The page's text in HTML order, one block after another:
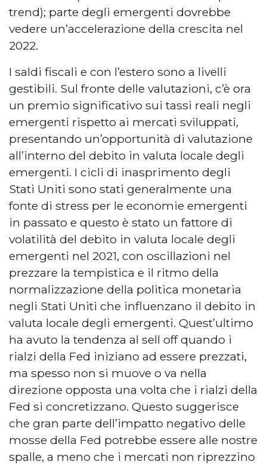
trend); parte degli emergenti dovrebbe
vedere un’accelerazione della crescita nel
2022.
I saldi fiscali e con l’estero sono a livelli
gestibili. Sul fronte delle valutazioni, c’è ora
un premio significativo sui tassi reali negli
emergenti rispetto ai mercati sviluppati,
presentando un’opportunità di valutazione
all’interno del debito in valuta locale degli
emergenti. I cicli di inasprimento degli
Stati Uniti sono stati generalmente una
fonte di stress per le economie emergenti
in passato e questo è stato un fattore di
volatilità del debito in valuta locale degli
emergenti nel 2021, con oscillazioni nel
prezzare la tempistica e il ritmo della
normalizzazione della politica monetaria
negli Stati Uniti che influenzano il debito in
valuta locale degli emergenti. Quest’ultimo
ha avuto la tendenza al sell off quando i
rialzi della Fed iniziano ad essere prezzati,
ma spesso non si muove o va nella
direzione opposta una volta che i rialzi della
Fed si concretizzano. Questo suggerisce
che gran parte dell’impatto negativo delle
mosse della Fed potrebbe essere alle nostre
spalle, a meno che i mercati non riprezzino